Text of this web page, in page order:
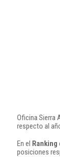
Oficina Sierra
respecto al
En el Ranking
posiciones